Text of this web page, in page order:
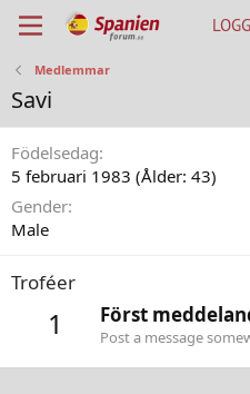
Medlemmar
Savi
Födelsedag
5 februari 1983 (Ålder: 43)
Gender
Male
Troféer
1 Först
Post a message